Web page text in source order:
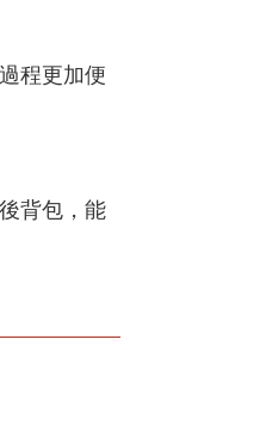
程更加便
背包，能